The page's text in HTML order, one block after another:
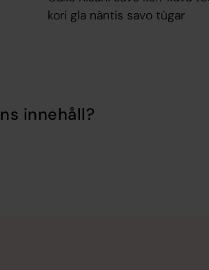
kori gla nàntis savo tùgar
innehåll?